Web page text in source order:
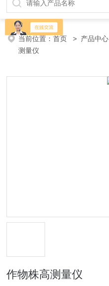
当前位置：首页 > 产品中心
测量仪
作物株高测量仪